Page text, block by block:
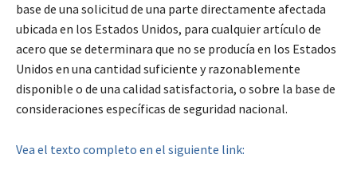
base de una solicitud de una parte directamente afectada
ubicada en los Estados Unidos, para cualquier artículo de
acero que se determinara que no se producía en los Estados
Unidos en una cantidad suficiente y razonablemente
disponible o de una calidad satisfactoria, o sobre la base de
consideraciones específicas de seguridad nacional.
Vea el texto completo en el siguiente link: